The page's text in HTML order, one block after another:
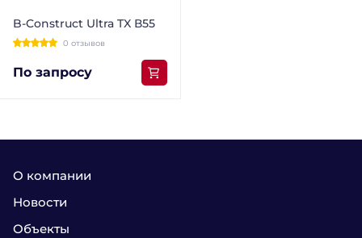
B-Construct Ultra TX В55
0 отзывов
По запросу
О компании
Новости
Объекты